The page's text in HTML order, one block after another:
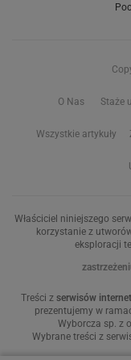
O Nas Staże
Wszystkie artykuły
Właściciel niniejszego
korzystanie z
eksploracji
Treści z serwisów
prezentujemy w
Wyborcza sp. z
Wybrane treści z